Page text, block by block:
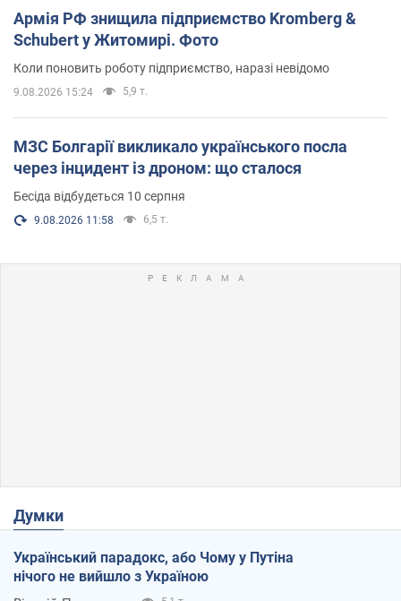
Армія РФ знищила підприємство Kromberg &
Schubert у Житомирі. Фото
Коли поновить роботу підприємство, наразі невідомо
9.08.2026 15:24 5,9 т.
МЗС Болгарії викликало українського посла
через інцидент із дроном: що сталося
Бесіда відбудеться 10 серпня
9.08.2026 11:58 6,5 т.
Думки
Український парадокс, або Чому у Путіна
нічого не вийшло з Україною